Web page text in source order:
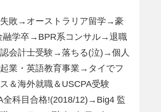
敗→オーストラリア留学→豪
融学卒→BPR系コンサル→退職
認会計士受験→落ちる(泣)→個人
業・英語教育事業→タイでフ
＆海外就職＆USCPA受験
全科目合格!(2018/12)→Big4 監